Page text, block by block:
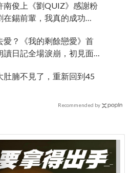
南俊上《劉QUIZ》感謝粉
錫前輩，我真的成功
愛？《我的剩餘戀愛》首
讀日記全場淚崩，初見面
腩不見了，重新回到45
Recommended by